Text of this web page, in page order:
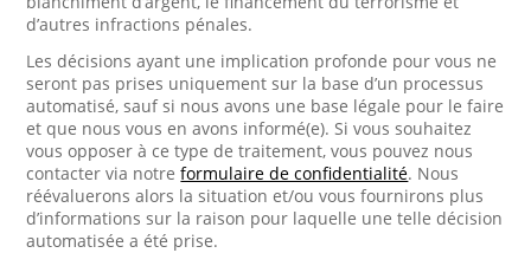
d’autres infractions pénales.
Les décisions ayant une implication profonde pour vous ne
seront pas prises uniquement sur la base d’un processus
automatisé, sauf si nous avons une base légale pour le faire
et que nous vous en avons informé(e). Si vous souhaitez
vous opposer à ce type de traitement, vous pouvez nous
contacter via notreformulaire de confidentialité. Nous
réévaluerons alors la situation et/ou vous fournirons plus
d’informations sur la raison pour laquelle une telle décision
automatisée a été prise.